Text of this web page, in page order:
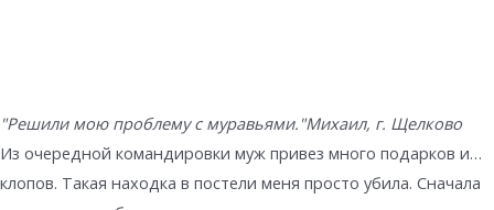
"Решили мою проблему с муравьями."Михаил, г. Щелково
Из очередной командировки муж привез много подарков и…
клопов. Такая находка в постели меня просто убила. Сначала